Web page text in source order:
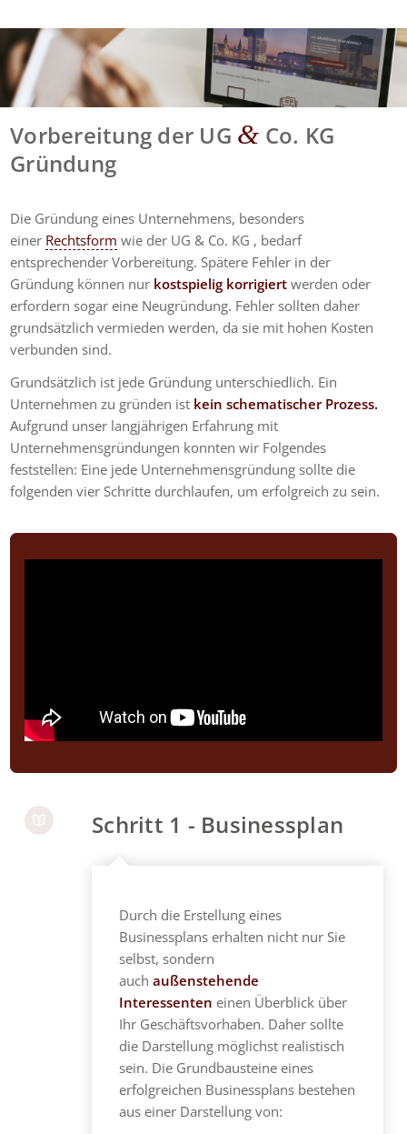
Vorbereitung der UG & Co. KG
Gründung
Die Gründung eines Unternehmens, besonders
einer Rechtsform wie der UG & Co. KG , bedarf
entsprechender Vorbereitung. Spätere Fehler in der
Gründung können nur kostspielig korrigiert werden oder
erfordern sogar eine Neugründung. Fehler sollten daher
grundsätzlich vermieden werden, da sie mit hohen Kosten
verbunden sind.
Grundsätzlich ist jede Gründung unterschiedlich. Ein
Unternehmen zu gründen ist kein schematischer Prozess.
Aufgrund unser langjährigen Erfahrung mit
Unternehmensgründungen konnten wir Folgendes
feststellen: Eine jede Unternehmensgründung sollte die
folgenden vier Schritte durchlaufen, um erfolgreich zu sein.
Schritt 1 - Businessplan
Durch die Erstellung eines
Businessplans erhalten nicht nur Sie
selbst, sondern
auchaußenstehende
Interessenten einen Überblick über
Ihr Geschäftsvorhaben. Daher sollte
die Darstellung möglichst realistisch
sein. Die Grundbausteine eines
erfolgreichen Businessplans bestehen
aus einer Darstellung von: